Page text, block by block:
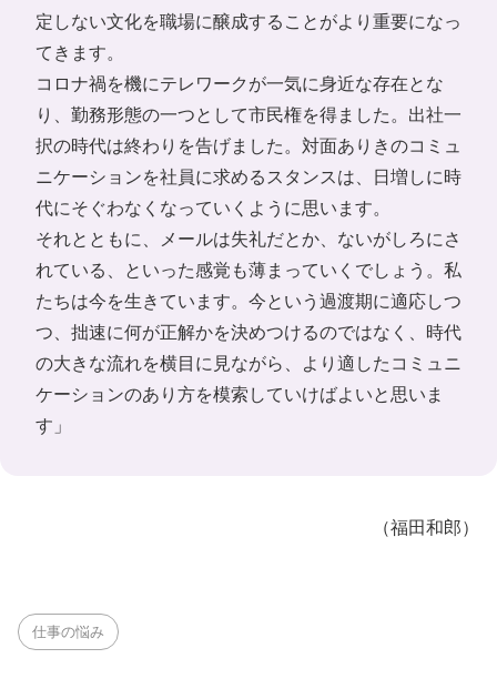
定しない文化を職場に醸成することがより重要になっ
てきます。
コロナ禍を機にテレワークが一気に身近な存在とな
り、勤務形態の一つとして市民権を得ました。出社一
択の時代は終わりを告げました。対面ありきのコミュ
ニケーションを社員に求めるスタンスは、日増しに時
代にそぐわなくなっていくように思います。
それとともに、メールは失礼だとか、ないがしろにさ
れている、といった感覚も薄まっていくでしょう。私
たちは今を生きています。今という過渡期に適応しつ
つ、拙速に何が正解かを決めつけるのではなく、時代
の大きな流れを横目に見ながら、より適したコミュニ
ケーションのあり方を模索していけばよいと思いま
す」
（福田和郎）
仕事の悩み